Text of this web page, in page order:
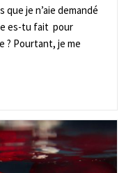
je n’aie demandé
es-tu fait pour
? Pourtant, je me